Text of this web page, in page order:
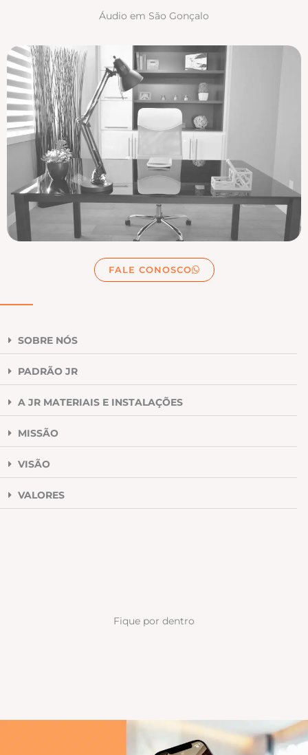
Áudio em São Gonçalo
FALE CONOSCO
SOBRE NÓS
PADRÃO JR
A JR MATERIAIS E INSTALAÇÕES
MISSÃO
VISÃO
VALORES
Fique por dentro